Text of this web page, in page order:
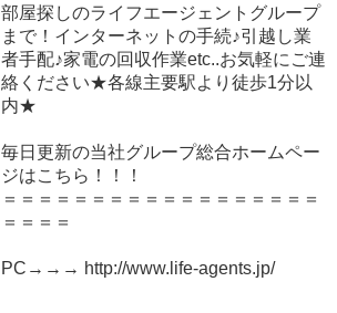
部屋探しのライフエージェントグループ
まで！インターネットの手続♪引越し業
者手配♪家電の回収作業etc..お気軽にご連
絡ください★各線主要駅より徒歩1分以
内★
毎日更新の当社グループ総合ホームペー
ジはこちら！！！
＝＝＝＝＝＝＝＝＝＝＝＝＝＝＝＝＝＝
＝＝＝＝
PC→→→ http://www.life-agents.jp/